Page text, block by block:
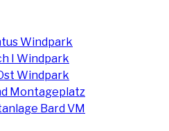
Windpark
I Windpark
Windpark
Montageplatz
Bard VM